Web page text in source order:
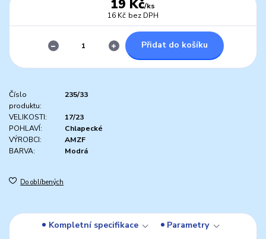
19 Kč/ks
16 Kč bez DPH
Přidat do košíku
Číslo
produktu:
235/33
VELIKOSTI:
17/23
POHLAVÍ:
Chlapecké
VÝROBCI:
AMZF
BARVA:
Modrá
Do oblíbených
Kompletní specifikace
Parametry